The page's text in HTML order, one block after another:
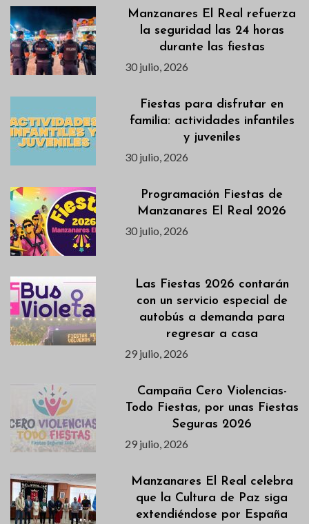
Manzanares El Real refuerza
la seguridad las 24 horas
durante las fiestas
30 julio, 2026
Fiestas para disfrutar en
familia: actividades infantiles
y juveniles
30 julio, 2026
Programación Fiestas de
Manzanares El Real 2026
30 julio, 2026
Las Fiestas 2026 contarán
con un servicio especial de
autobús a demanda para
regresar a casa
29 julio, 2026
Campaña Cero Violencias-
Todo Fiestas, por unas Fiestas
Seguras 2026
29 julio, 2026
Manzanares El Real celebra
que la Cultura de Paz siga
extendiéndose por España